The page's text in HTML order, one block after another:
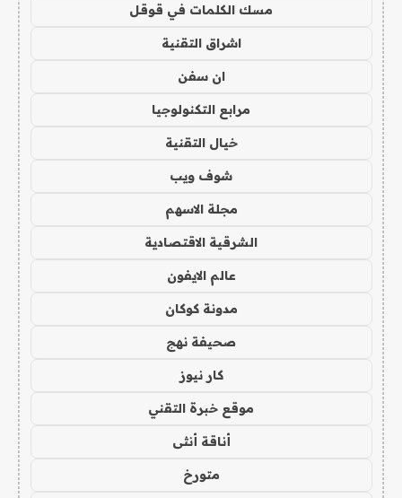
مسك الكلمات في قوقل
اشراق التقنية
ان سفن
مرابع التكنولوجيا
خيال التقنية
شوف ويب
مجلة الاسهم
الشرقية الاقتصادية
عالم الايفون
مدونة كوكان
صحيفة نهج
كار نيوز
موقع خبرة التقني
أناقة أنثى
متورخ